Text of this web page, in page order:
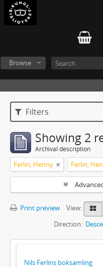
Browse
Filters
Showing 2
Archival description
Ferlin, Henny Ferlin,
Print preview
View:
Direction:
Nils Ferlins boksamling